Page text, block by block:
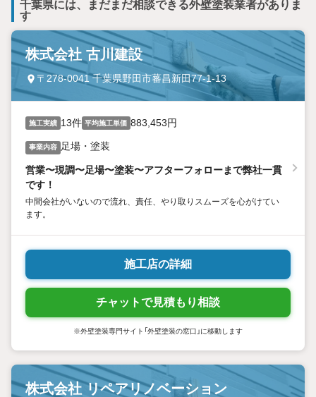
千葉県には、まだまだ相談できる外壁塗装業者がありま
す
株式会社 古川建設
〒278-0041 千葉県野田市蕃昌新田77-1-13
施工実績 13件 平均施工単価 883,453円
事業内容 足場・塗装
営業〜現調〜足場〜塗装〜アフターフォローまで弊社一貫
です！
中間会社がいないので流れ、責任、やり取りスムーズを心がけてい
ます。
施工店の詳細
チャットで見積もり相談
※外壁塗装専門サイト「外壁塗装の窓口」に移動します
株式会社 リペアリノベーション